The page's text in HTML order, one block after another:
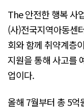
The 안전한 행복 사
(사)전국지역아동센
회와 함께 취약계층
지원을 통해 사고를
업이다.
올해 7월부터 총 5억